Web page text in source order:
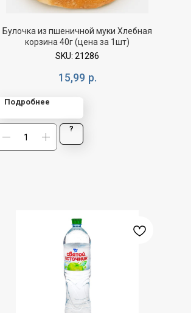
Булочка из пшеничной муки Хлебная
корзина 40г (цена за 1шт)
SKU: 21286
15,99 р.
Подробнее
?